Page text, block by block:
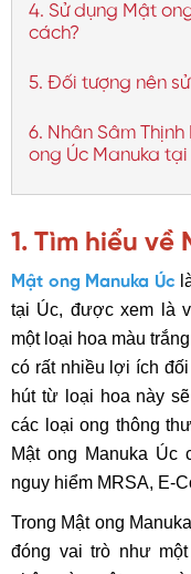
4. Sử dụng Mật
cách?
5. Đối tượng nên
6. Nhân Sâm
ong Úc Manuka tại
1. Tìm hiểu về
Mật ong Manuka Úc
tại Úc, được xem là
một loại hoa màu
có rất nhiều lợi ích
hút từ loại hoa này
các loại ong thông
Mật ong Manuka Úc
nguy hiểm MRSA, E-
Trong Mật ong
đóng vai trò như